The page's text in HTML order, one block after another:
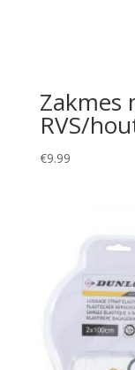
Zakmes
RVS/
€9.99